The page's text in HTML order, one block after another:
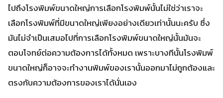
ไปถึงโรงพิมพ์ขนาดใหญ่การเลือกโรงพิมพ์นั้นไม่ใช่ว่าเราจะ
เลือกโรงพิมพ์ที่มีขนาดใหญ่เพียงอย่างเดียวเท่านั้นนะครับ ซึ่ง
มันไม่จำเป็นเสมอไปที่การเลือกโรงพิมพ์ขนาดใหญ่นั้นมันจะ
ตอบโจทย์ต่อความต้องการได้ทั้งหมด เพราะบางทีนั้นโรงพิมพ์
ขนาดใหญ่ก็อาจจะทำงานพิมพ์ของเรานั้นออกมาไม่ถูกต้องและ
ตรงกับความต้องการของเราได้นั่นเอง